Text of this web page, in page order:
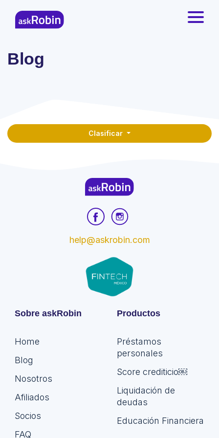
Blog
Clasificar
Sobre askRobin
Home
Blog
Nosotros
Afiliados
Socios
FAQ
Productos
Préstamos
personales
Score crediticio￼
Liquidación de
deudas
Educación Financiera
help@askrobin.com